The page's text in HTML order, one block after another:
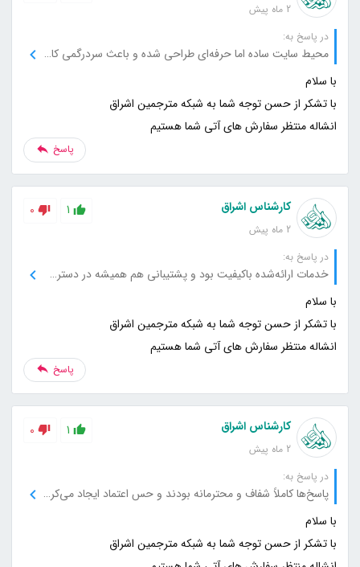
2 ماه پیش
در پاسخ به:
محیط سایت ساده اما حرفه‌ای طراحی شده و باعث سردرگمی کاربر نمی‌شود.
انشاله منتظر سفارش های آتی شما هستیم
پاسخ
کارشناس اشراق
2 ماه پیش
1
0
در پاسخ به:
خدمات ارائه‌شده باکیفیت بود و پشتیبانی هم همیشه در دسترس بود.
انشاله منتظر سفارش های آتی شما هستیم
پاسخ
کارشناس اشراق
2 ماه پیش
1
0
در پاسخ به:
پاسخ‌ها کاملاً شفاف و محترمانه بودند و حس اعتماد ایجاد می‌کردند.